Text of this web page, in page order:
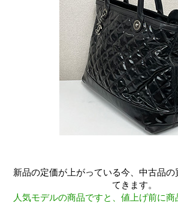
新品の定価が上がっている今、中古品の
てきます。
人気モデルの商品ですと、値上げ前に